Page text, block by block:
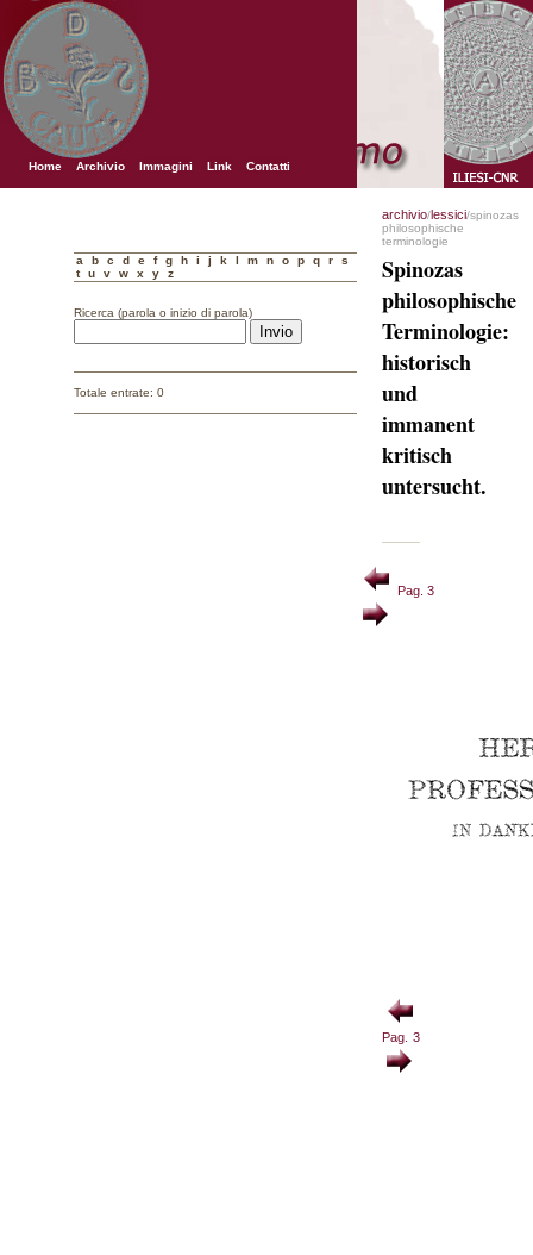
Home Archivio Immagini Link Contatti
a b c d e f g h i j k l m n o p q r
s
t
u v w x y z
Ricerca (parola o inizio di parola)
Totale entrate: 0
archivio/lessici/spinozas
philosophische
terminologie
Spinozas
philosophische
Terminologie:
historisch
und
immanent
kritisch
untersucht.
Pag. 3
Pag. 3